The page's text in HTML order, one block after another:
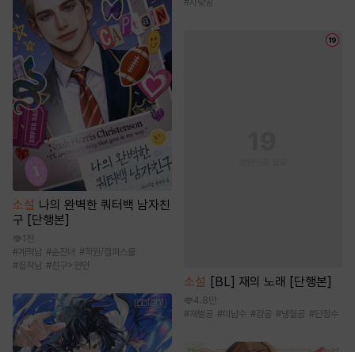
소설 나의 완벽한 쿼터백 남자친
구 [단행본]
1천
# 계략남 #순진녀 #학원/캠퍼스물
#집착남 #친구>연인
소설 [BL] 재의 노래 [단행본]
4.8만
#재벌공 #미남수 #강공 #냉혈공 #단정수